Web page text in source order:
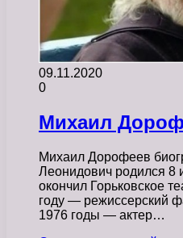
09.11.2020
0
Михаил
Михаил Дорофеев
Леонидович родился 8
окончил Горьковское
году — режиссерский
1976 годы — актер…